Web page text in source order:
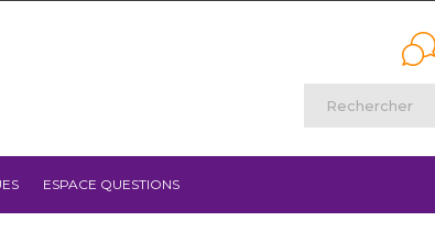
ESPACE QUESTIONS